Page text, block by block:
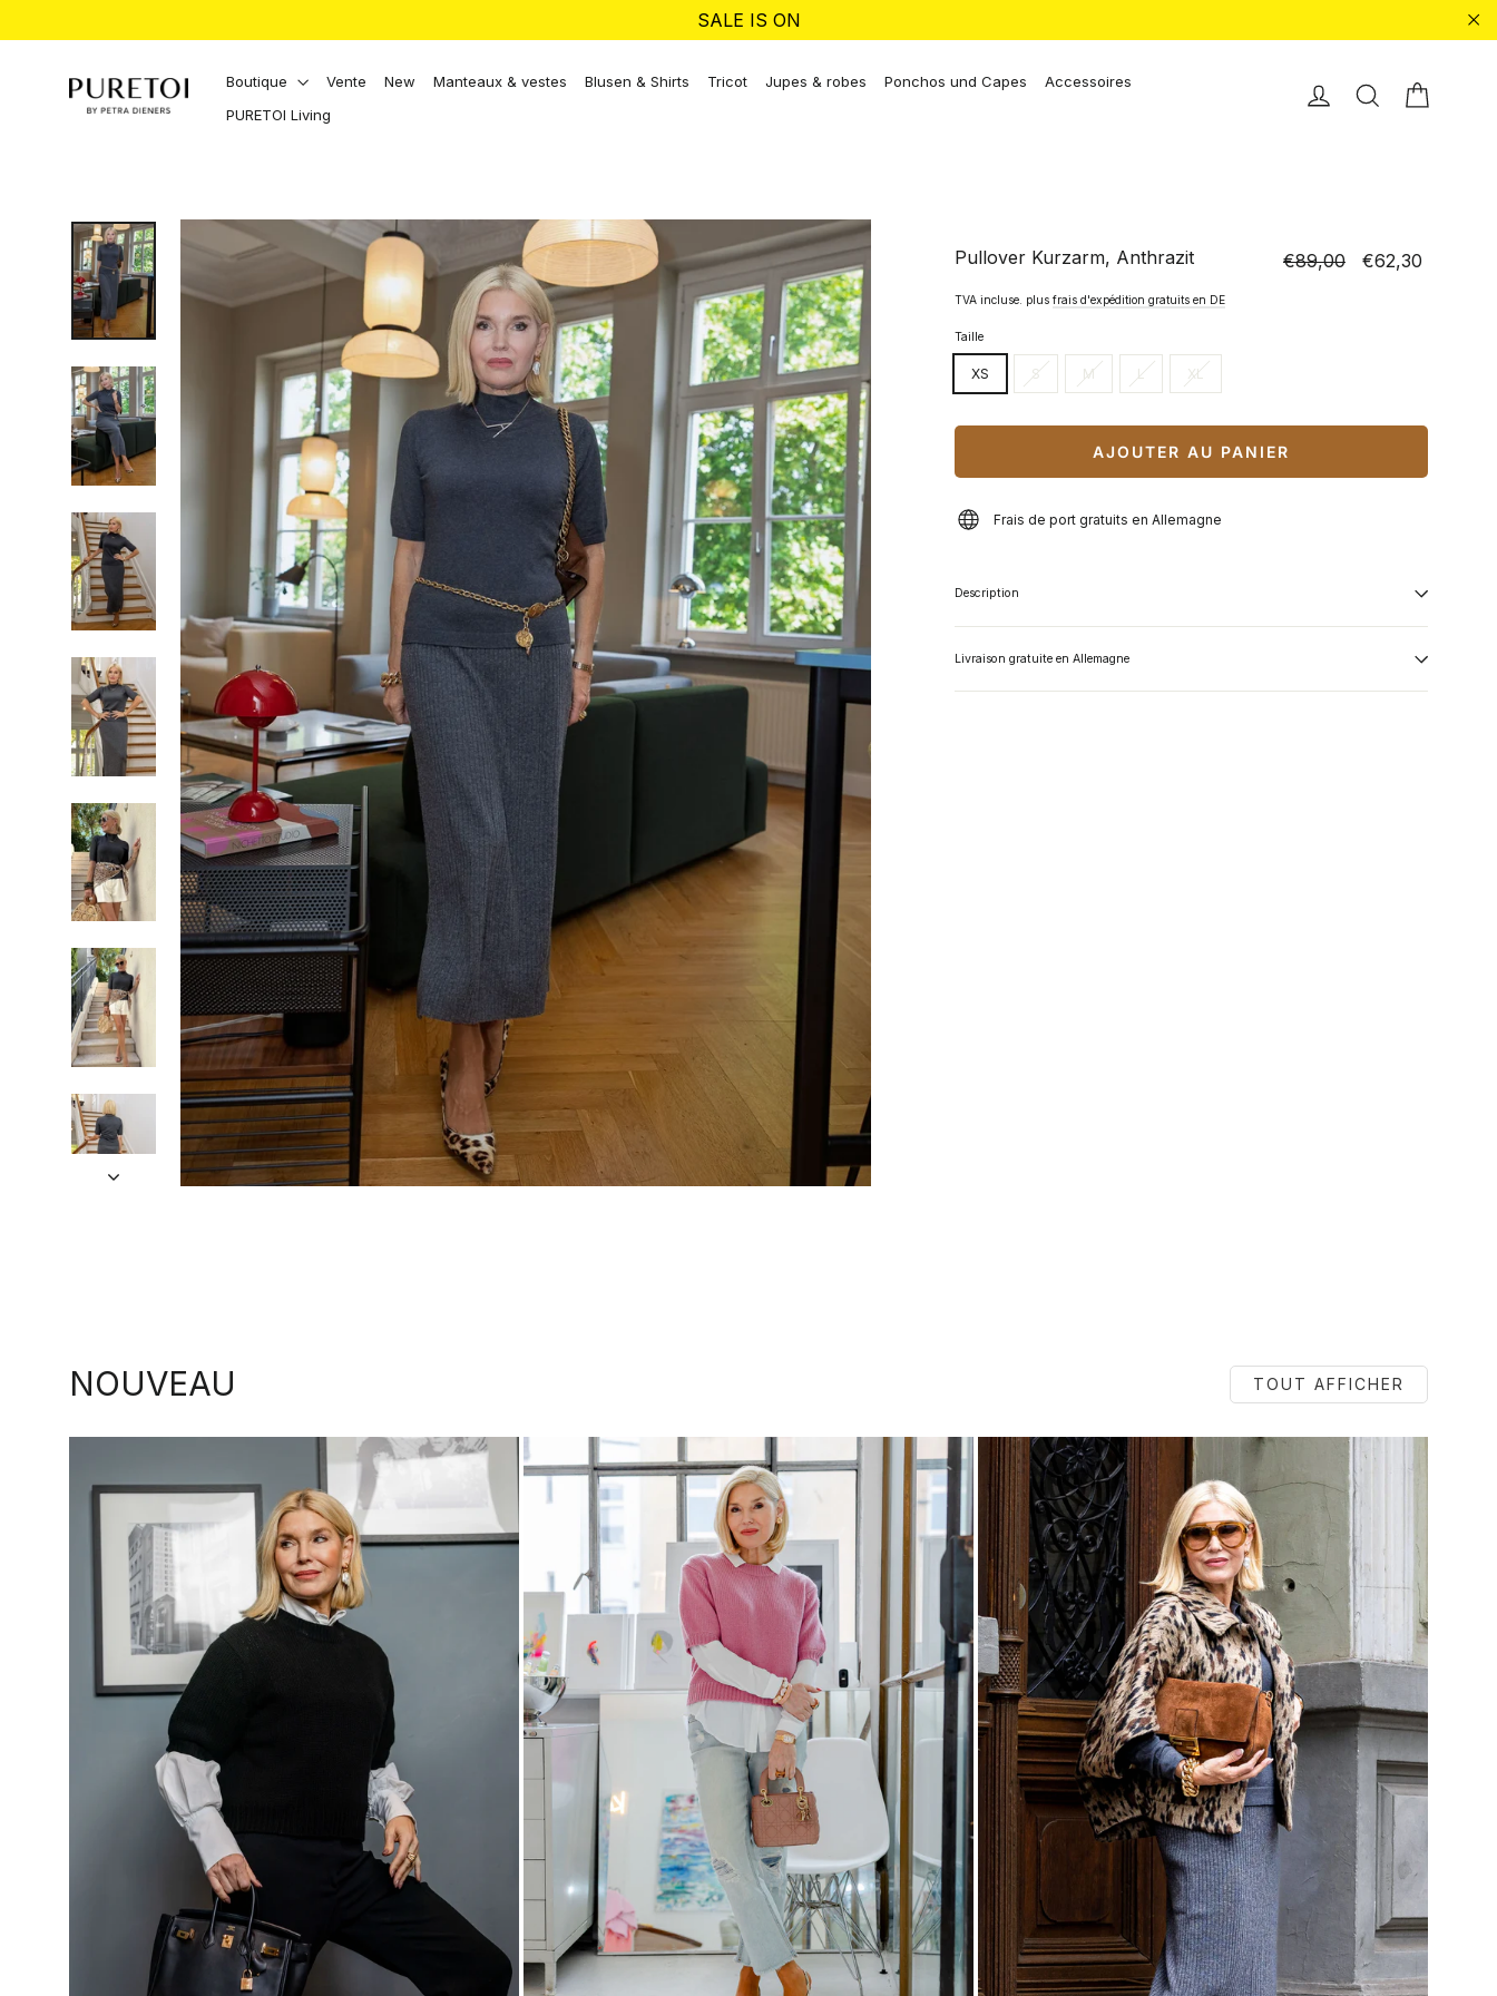
SALE IS ON
Boutique Vente New Manteaux & vestes Blusen & Shirts Tricot Jupes & robes Ponchos und Capes
Accessoires
PURETOI Living
EinloggenRecherche
Pullover Kurzarm, Anthrazit
Prix
€89,00
Prix
€62,30
TVA incluse. plus frais d'expédition gratuits en DE
Taille
XS S M L XL
AJOUTER AU PANIER
Frais de port gratuits en Allemagne
Description
Livraison gratuite en Allemagne
NOUVEAU TOUT AFFICHER